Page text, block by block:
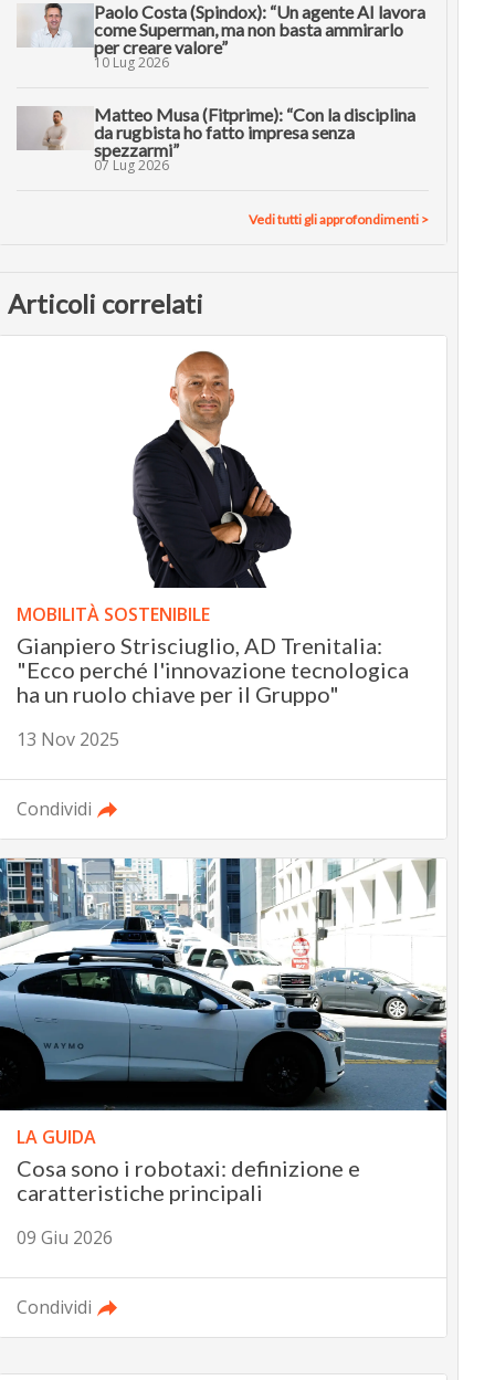
Paolo Costa (Spindox): “Un agente AI lavora
come Superman, ma non basta ammirarlo
per creare valore”
10 Lug 2026
Matteo Musa (Fitprime): “Con la disciplina
da rugbista ho fatto impresa senza
spezzarmi”
07 Lug 2026
Vedi tutti gli approfondimenti >
Articoli correlati
MOBILITÀ SOSTENIBILE
Gianpiero Strisciuglio, AD Trenitalia:
"Ecco perché l'innovazione tecnologica
ha un ruolo chiave per il Gruppo"
13 Nov 2025
Condividi
LA GUIDA
Cosa sono i robotaxi: definizione e
caratteristiche principali
09 Giu 2026
Condividi